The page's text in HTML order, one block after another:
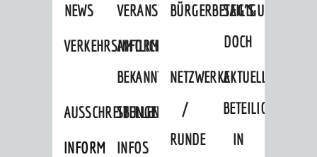
NEWS
VERANSTALTUNGSKALENDER
VERKEHRSINFORMATIONEN
AMTLICHE
BEKANNTMACHUNGEN
AUSSCHREIBUNGEN
INFORMATIONSPFLICHTEN
STELLENANGEBOTE
INFOS
BÜRGERBETEILIGUNG
SAG'S
DOCH
NETZWERKE
/
RUNDE
AKTUELLE
BETEILIGUNGEN
IN